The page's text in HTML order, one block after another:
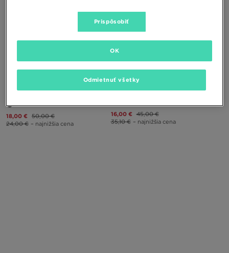
UA SÚPRAVA MIKINA&NOHAVICE
18,00 € 50,00 €
24,00 € – najnižšia cena
UA TRIČKO CENTRIC BRAN TECH
16,00 € 45,00 €
35,10 € – najnižšia cena
Prispôsobiť
Odmietnuť všetky
OK